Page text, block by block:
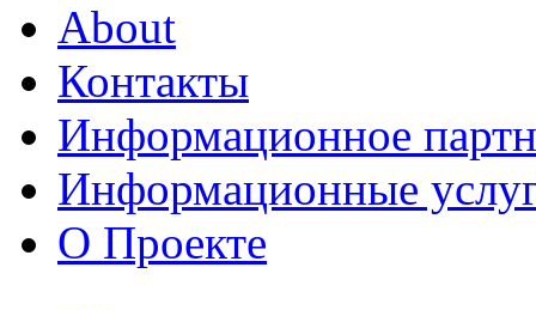
About
Контакты
Информационное
Информационные
О Проекте